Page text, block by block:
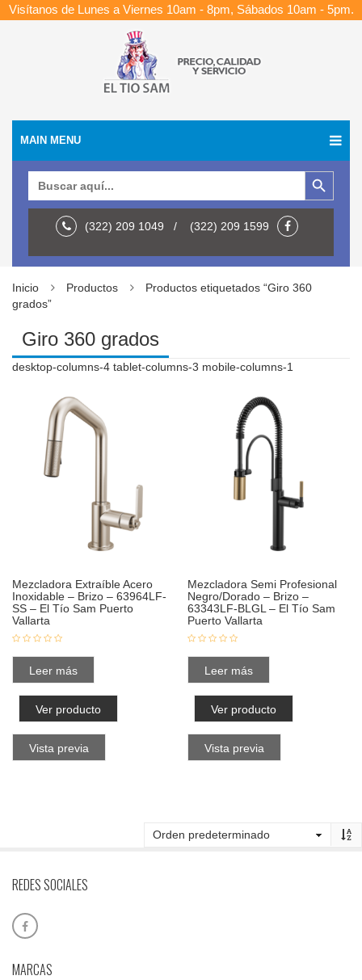
Visítanos de Lunes a Viernes 10am - 8pm, Sábados 10am - 5pm.
MAIN MENU
Botón de búsqueda
(322) 209 1049 / (322) 209 1599
Inicio Productos
Productos etiquetados “Giro 360
grados”
Giro 360 grados
desktop-columns-4 tablet-columns-3 mobile-columns-1
Mezcladora Extraíble Acero
Inoxidable – Brizo – 63964LF-
SS – El Tío Sam Puerto
Vallarta
Leer más
Ver producto
Vista previa
Mezcladora Semi Profesional
Negro/Dorado – Brizo –
63343LF-BLGL – El Tío Sam
Puerto Vallarta
Leer más
Ver producto
Vista previa
REDES SOCIALES
MARCAS